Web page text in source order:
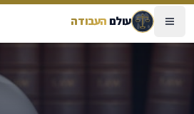
עולםהעבודה
עדכונים באתר עולם העבודה ליום 12.6.22